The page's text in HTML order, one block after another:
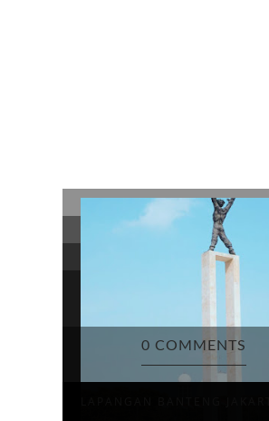
0 COMMENTS